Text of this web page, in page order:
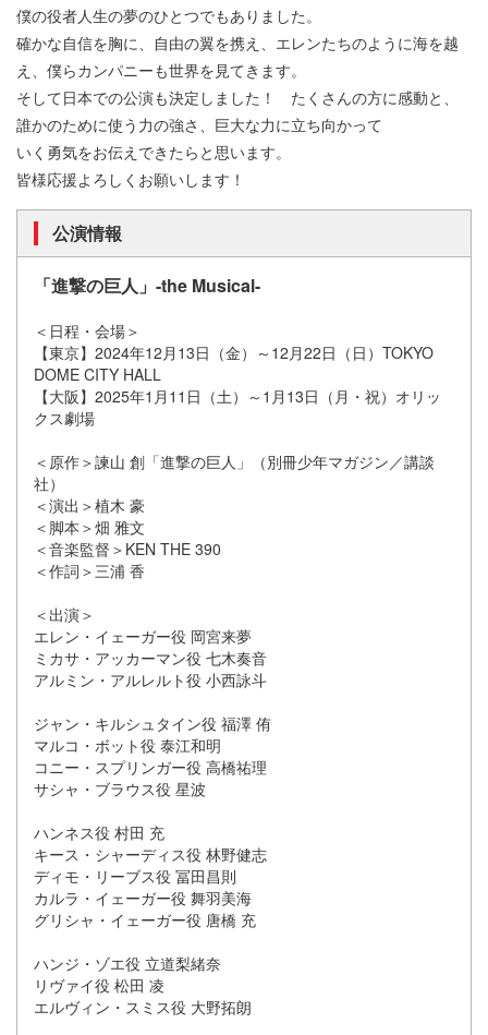
僕の役者人生の夢のひとつでもありました。
確かな自信を胸に、自由の翼を携え、エレンたちのように海を越
え、僕らカンパニーも世界を見てきます。
そして日本での公演も決定しました！ たくさんの方に感動と、
誰かのために使う力の強さ、巨大な力に立ち向かって
いく勇気をお伝えできたらと思います。
皆様応援よろしくお願いします！
公演情報
「進撃の巨人」-the Musical-
＜日程・会場＞
【東京】2024年12月13日（金）～12月22日（日）TOKYO
DOME CITY HALL
【大阪】2025年1月11日（土）～1月13日（月・祝）オリッ
クス劇場
＜原作＞諫山 創「進撃の巨人」（別冊少年マガジン／講談
社）
＜演出＞植木 豪
＜脚本＞畑 雅文
＜音楽監督＞KEN THE 390
＜作詞＞三浦 香
＜出演＞
エレン・イェーガー役 岡宮来夢
ミカサ・アッカーマン役 七木奏音
アルミン・アルレルト役 小西詠斗
ジャン・キルシュタイン役 福澤 侑
マルコ・ボット役 泰江和明
コニー・スプリンガー役 高橋祐理
サシャ・ブラウス役 星波
ハンネス役 村田 充
キース・シャーディス役 林野健志
ディモ・リーブス役 冨田昌則
カルラ・イェーガー役 舞羽美海
グリシャ・イェーガー役 唐橋 充
ハンジ・ゾエ役 立道梨緒奈
リヴァイ役 松田 凌
エルヴィン・スミス役 大野拓朗